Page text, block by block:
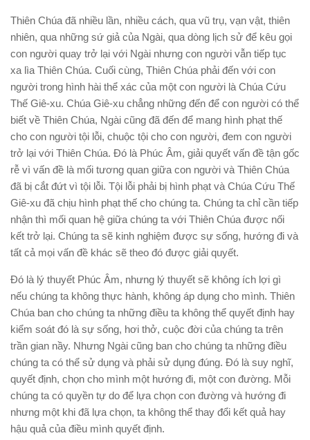
Thiên Chúa đã nhiều lần, nhiều cách, qua vũ trụ, vạn vật, thiên
nhiên, qua những sứ giả của Ngài, qua dòng lịch sử để kêu gọi
con người quay trở lại với Ngài nhưng con người vẫn tiếp tục
xa lìa Thiên Chúa. Cuối cùng, Thiên Chúa phải đến với con
người trong hình hài thể xác của một con người là Chúa Cứu
Thế Giê-xu. Chúa Giê-xu chẳng những đến để con người có thể
biết về Thiên Chúa, Ngài cũng đã đến để mang hình phạt thế
cho con người tội lỗi, chuộc tội cho con người, đem con người
trở lại với Thiên Chúa. Đó là Phúc Âm, giải quyết vấn đề tận gốc
rễ vì vấn đề là mối tương quan giữa con người và Thiên Chúa
đã bị cắt đứt vì tội lỗi. Tội lỗi phải bị hình phạt và Chúa Cứu Thế
Giê-xu đã chịu hình phạt thế cho chúng ta. Chúng ta chỉ cần tiếp
nhận thì mối quan hệ giữa chúng ta với Thiên Chúa được nối
kết trở lại. Chúng ta sẽ kinh nghiệm được sự sống, hướng đi và
tất cả mọi vấn đề khác sẽ theo đó được giải quyết.
Đó là lý thuyết Phúc Âm, nhưng lý thuyết sẽ không ích lợi gì
nếu chúng ta không thực hành, không áp dụng cho mình. Thiên
Chúa ban cho chúng ta những điều ta không thể quyết định hay
kiểm soát đó là sự sống, hơi thở, cuộc đời của chúng ta trên
trần gian nầy. Nhưng Ngài cũng ban cho chúng ta những điều
chúng ta có thể sử dụng và phải sử dụng đúng. Đó là suy nghĩ,
quyết định, chọn cho mình một hướng đi, một con đường. Mỗi
chúng ta có quyền tự do để lựa chọn con đường và hướng đi
nhưng một khi đã lựa chọn, ta không thể thay đổi kết quả hay
hậu quả của điều mình quyết định.